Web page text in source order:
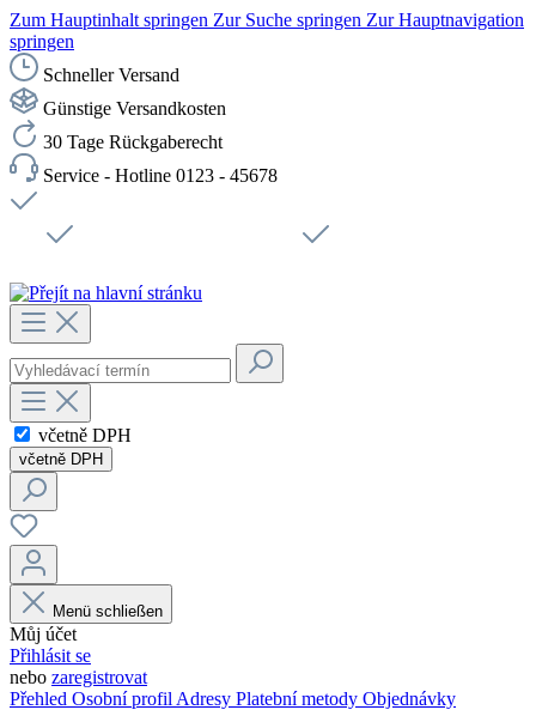
Zum Hauptinhalt springen Zur Suche springen Zur Hauptnavigation
springen
Schneller Versand
Günstige Versandkosten
30 Tage Rückgaberecht
Service - Hotline 0123 - 45678
včetně DPH
včetně DPH
Menü schließen
Můj účet
Přihlásit se
nebo zaregistrovat
Přehled Osobní profil Adresy Platební metody Objednávky